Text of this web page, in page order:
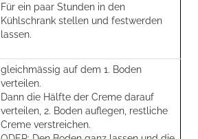
Für ein paar Stunden in den
Kühlschrank stellen und festwerden
lassen.
gleichmässig auf dem 1. Boden
verteilen.
Dann die Hälfte der Creme darauf
verteilen, 2. Boden auflegen, restliche
Creme verstreichen.